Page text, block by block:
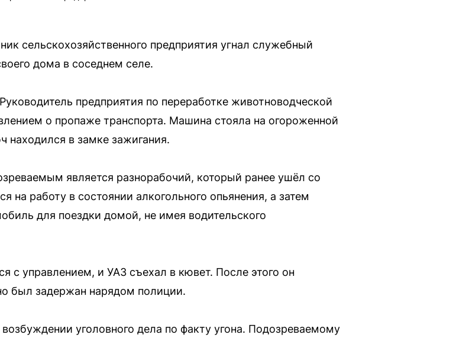
сельскохозяйственного предприятия угнал служебный
дома в соседнем селе.
предприятия по переработке животноводческой
о пропаже транспорта. Машина стояла на огороженной
находился в замке зажигания.
является разнорабочий, который ранее ушёл со
работу в состоянии алкогольного опьянения, а затем
для поездки домой, не имея водительского
с управлением, и УАЗ съехал в кювет. После этого он
был задержан нарядом полиции.
уголовного дела по факту угона. Подозреваемому